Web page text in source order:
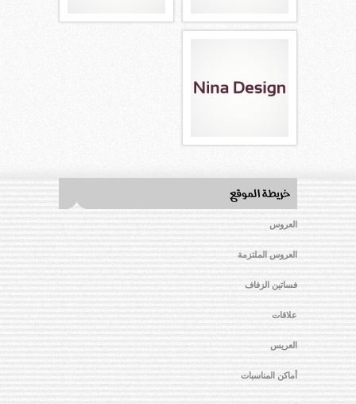
العروس
العروس الملتزمة
فساتين الزفاف
علاقات
العريس
أماكن المناسبات